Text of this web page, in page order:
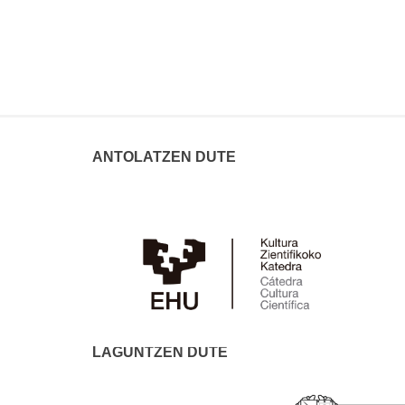
ANTOLATZEN DUTE
LAGUNTZEN DUTE